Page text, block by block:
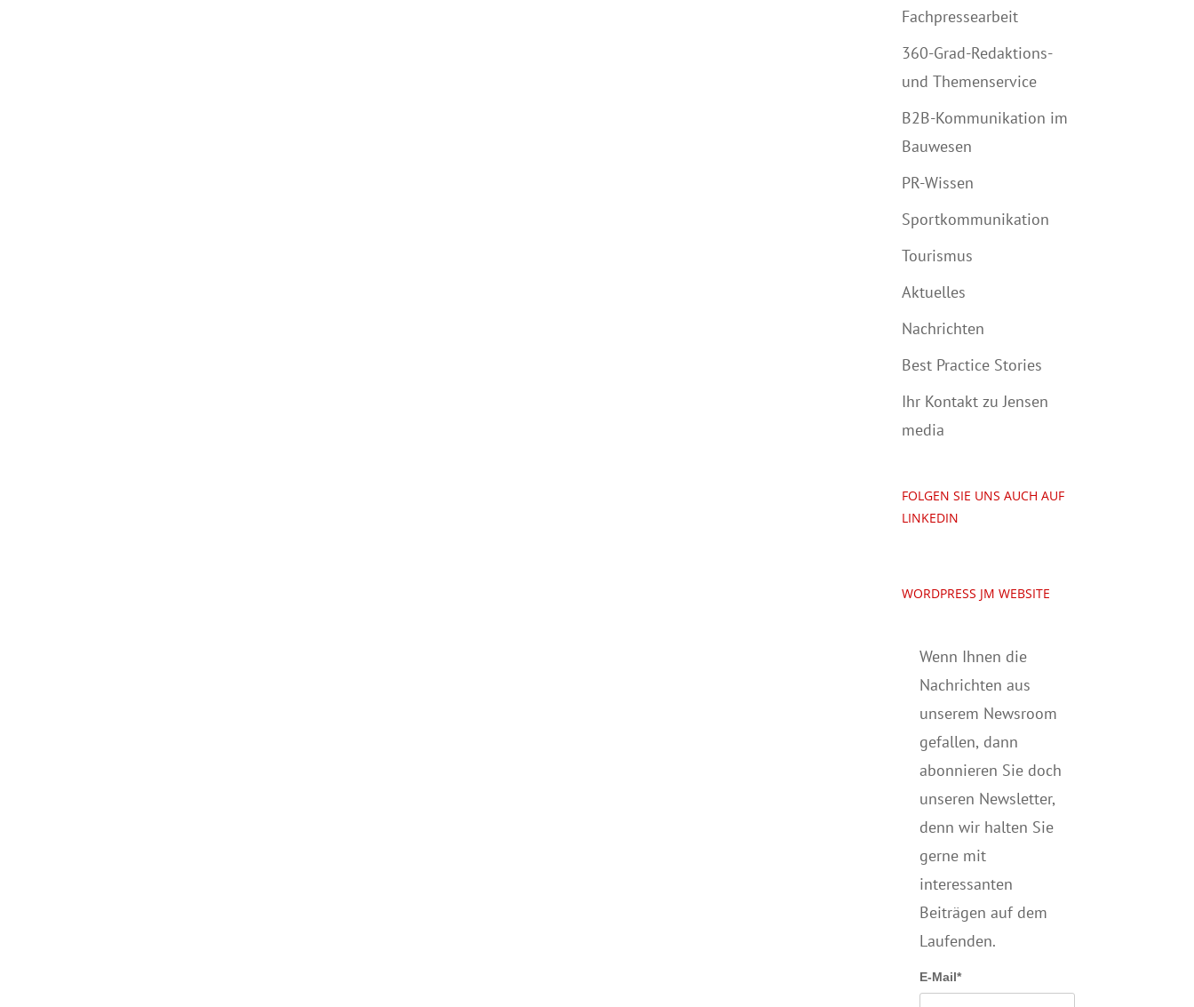
Fachpressearbeit
360-Grad-Redaktions-
und Themenservice
B2B-Kommunikation im
Bauwesen
PR-Wissen
Sportkommunikation
Tourismus
Aktuelles
Nachrichten
Best Practice Stories
Ihr Kontakt zu Jensen
media
FOLGEN SIE UNS AUCH AUF
LINKEDIN
WORDPRESS JM WEBSITE
Wenn Ihnen die
Nachrichten aus
unserem Newsroom
gefallen, dann
abonnieren Sie doch
unseren Newsletter,
denn wir halten Sie
gerne mit
interessanten
Beiträgen auf dem
Laufenden.
E-Mail*